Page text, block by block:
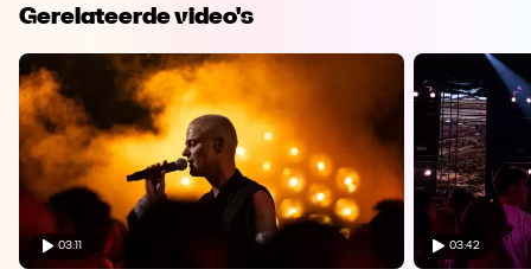
Gerelateerde video's
03:11 03:42